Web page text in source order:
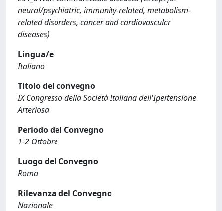
neural/psychiatric, immunity-related, metabolism-
related disorders, cancer and cardiovascular
diseases)
Lingua/e
Italiano
Titolo del convegno
IX Congresso della Società Italiana dell'Ipertensione
Arteriosa
Periodo del Convegno
1-2 Ottobre
Luogo del Convegno
Roma
Rilevanza del Convegno
Nazionale